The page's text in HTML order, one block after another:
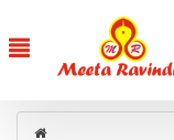
Filtrar
Categorias